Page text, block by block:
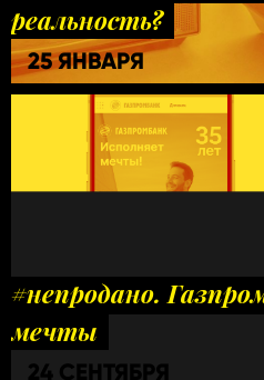
реальность?
25 ЯНВАРЯ
#непродано.
мечты
24 СЕНТЯБРЯ